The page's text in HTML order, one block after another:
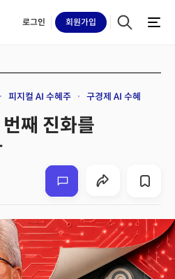
로그인 회원가입
피지컬 AI 수혜주 구경제 AI 수혜
째 진화를